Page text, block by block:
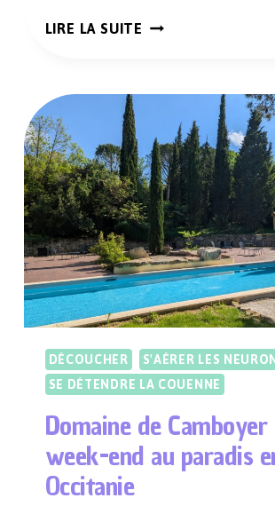
LIRE LA SUITE DES
SHAKIRA
QUI
SOMMEILLE
EN
VOUS
!
DÉCOUCHER
S'AÉRER LES
SE DÉTENDRE LA COUENNE
Domaine de
week-end au paradis
Occitanie